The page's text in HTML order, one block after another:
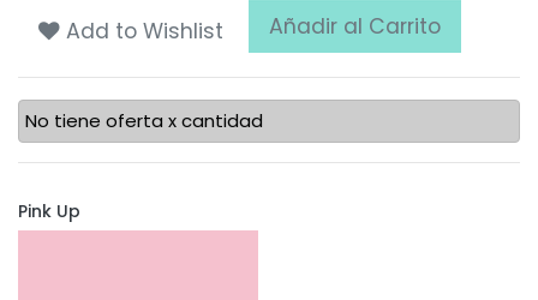
Add to Wishlist Añadir al Carrito
No tiene oferta x cantidad
Pink Up